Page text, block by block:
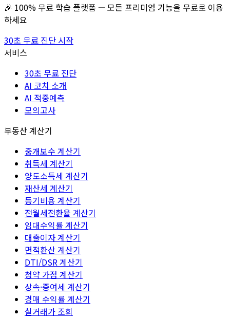
🎉 100% 무료 학습 플랫폼 — 모든 프리미엄 기능을 무료로 이용
하세요
30초 무료 진단 시작
서비스
30초 무료 진단
AI 코치 소개
AI 적중예측
모의고사
부동산 계산기
중개보수 계산기
취득세 계산기
양도소득세 계산기
재산세 계산기
등기비용 계산기
전월세전환율 계산기
임대수익률 계산기
대출이자 계산기
면적환산 계산기
DTI/DSR 계산기
청약 가점 계산기
상속·증여세 계산기
경매 수익률 계산기
실거래가 조회